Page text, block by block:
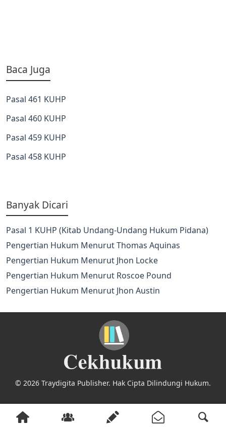
Baca Juga
Pasal 461 KUHP
Pasal 460 KUHP
Pasal 459 KUHP
Pasal 458 KUHP
Banyak Dicari
Pasal 1 KUHP (Kitab Undang-Undang Hukum Pidana)
Pengertian Hukum Menurut Thomas Aquinas
Pengertian Hukum Menurut Jhon Locke
Pengertian Hukum Menurut Roscoe Pound
Pengertian Hukum Menurut Jhon Austin
© 2026 Traydigita Publisher. Hak Cipta Dilindungi Hukum.